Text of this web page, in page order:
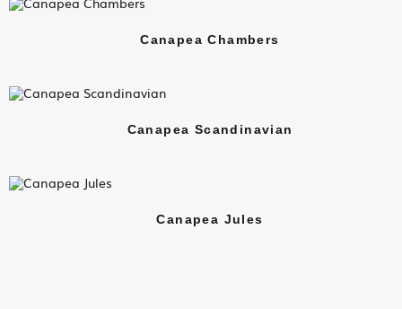
Canapea Chambers
Canapea Scandinavian
Canapea Jules